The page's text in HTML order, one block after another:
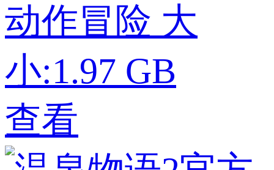
动作冒险 大
小:1.97 GB
查看